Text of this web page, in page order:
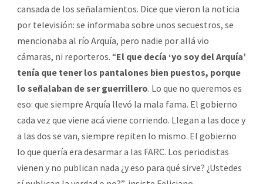
cansada de los señalamientos. Dice que vieron la noticia
por televisión: se informaba sobre unos secuestros, se
mencionaba al río Arquía, pero nadie por allá vio
cámaras, ni reporteros. “El que decía ‘yo soy del Arquía’
tenía que tener los pantalones bien puestos, porque
lo señalaban de ser guerrillero. Lo que no queremos es
eso: que siempre Arquía llevó la mala fama. El gobierno
cada vez que viene acá viene corriendo. Llegan a las doce y
a las dos se van, siempre repiten lo mismo. El gobierno
lo que quería era desarmar a las FARC. Los periodistas
vienen y no publican nada ¿y eso para qué sirve? ¿Ustedes